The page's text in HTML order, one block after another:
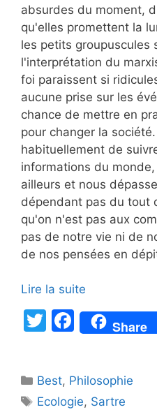
absurdes du moment,
qu'elles promettent la
les petits groupuscules
l'interprétation du
foi paraissent si
aucune prise sur les
chance de mettre en
pour changer la
habituellement de
informations du
ailleurs et nous
dépendant pas du tout
qu'on n'est pas aux
pas de notre vie ni de
de nos pensées en
Lire la suite
T
er
F
a
e
Share
Catégories
Best, Philosophie
Étiquettes
Ecologie, Sartre